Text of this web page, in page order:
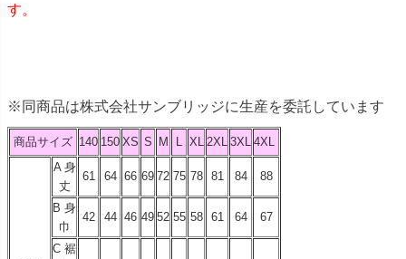
す。
※同商品は株式会社サンブリッジに生産を委託しています
商品サイズ 140 150 XS S M XL 2XL 3XL 4XL
A 身
丈
61 64 66 69 72 75 78 81 84 88
B 身
巾
42 44 46 49 52 55 58 61 64 67
C 裾